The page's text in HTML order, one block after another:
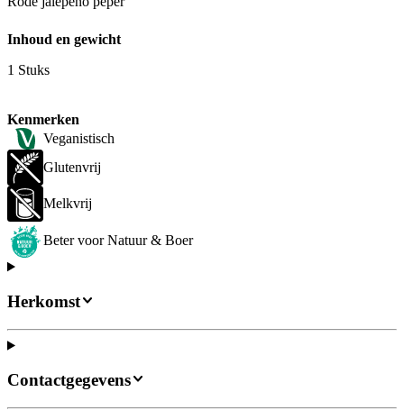
Inhoud en gewicht
1 Stuks
Kenmerken
Veganistisch
Glutenvrij
Melkvrij
Beter voor Natuur & Boer
Herkomst
Contactgegevens